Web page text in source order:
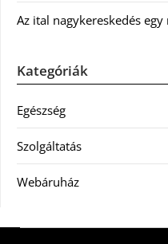
Az ital nagykereskedés
Kategóriák
Egészség
Szolgáltatás
Webáruház